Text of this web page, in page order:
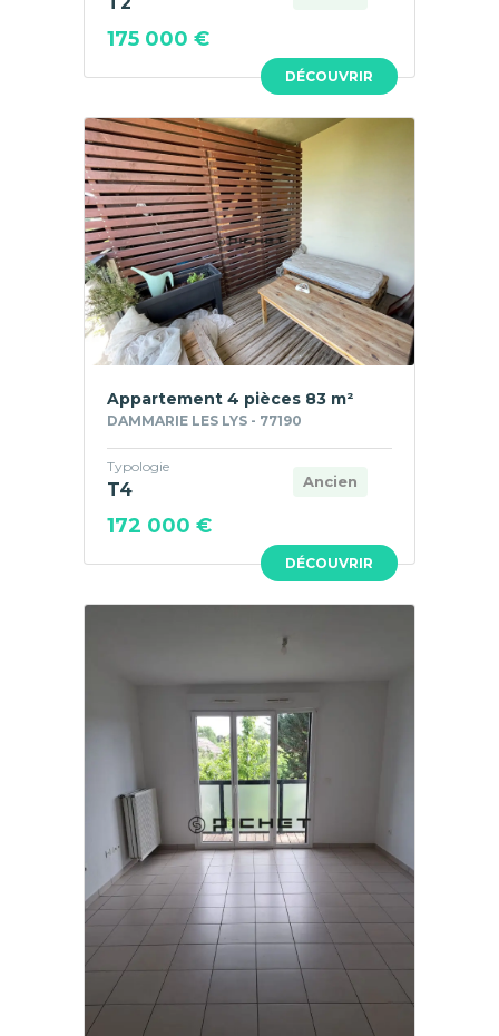
DÉCOUVRIR
175 000 €
DÉCOUVRIR
Appartement 4 pièces 83 m²
DAMMARIE LES LYS - 77190
Ancien
Typologie
T4
172 000 €